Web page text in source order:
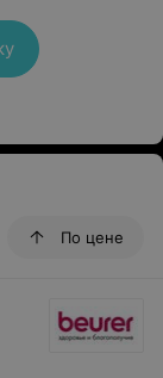
По цене